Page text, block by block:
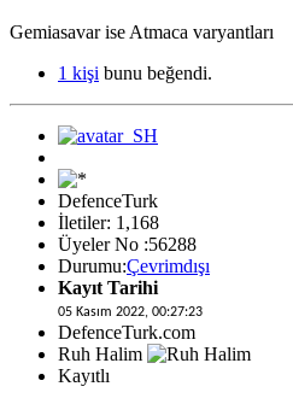
Gemiasavar ise Atmaca varyantları
1 kişi bunu beğendi.
DefenceTurk
İletiler: 1,168
Üyeler No :56288
Durumu:Çevrimdışı
Kayıt Tarihi
05 Kasım 2022, 00:27:23
DefenceTurk.com
Ruh Halim
Kayıtlı